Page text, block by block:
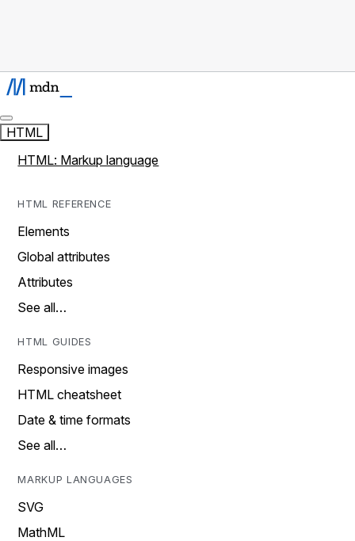
HTML
HTML: Markup language
HTML REFERENCE
Elements
Global attributes
Attributes
See all…
HTML GUIDES
Responsive images
HTML cheatsheet
Date & time formats
See all…
MARKUP LANGUAGES
SVG
MathML